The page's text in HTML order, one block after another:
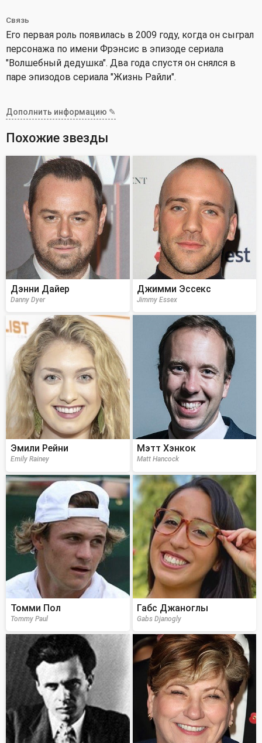
Связь
Его первая роль появилась в 2009 году, когда он сыграл
персонажа по имени Фрэнсис в эпизоде сериала
"Волшебный дедушка". Два года спустя он снялся в
паре эпизодов сериала "Жизнь Райли".
Дополнить информацию ✎
Похожие звезды
Дэнни Дайер
Danny Dyer
Джимми Эссекс
Jimmy Essex
Эмили Рейни
Emily Rainey
Мэтт Хэнкок
Matt Hancock
Томми Пол
Tommy Paul
Габс Джаноглы
Gabs Djanogly